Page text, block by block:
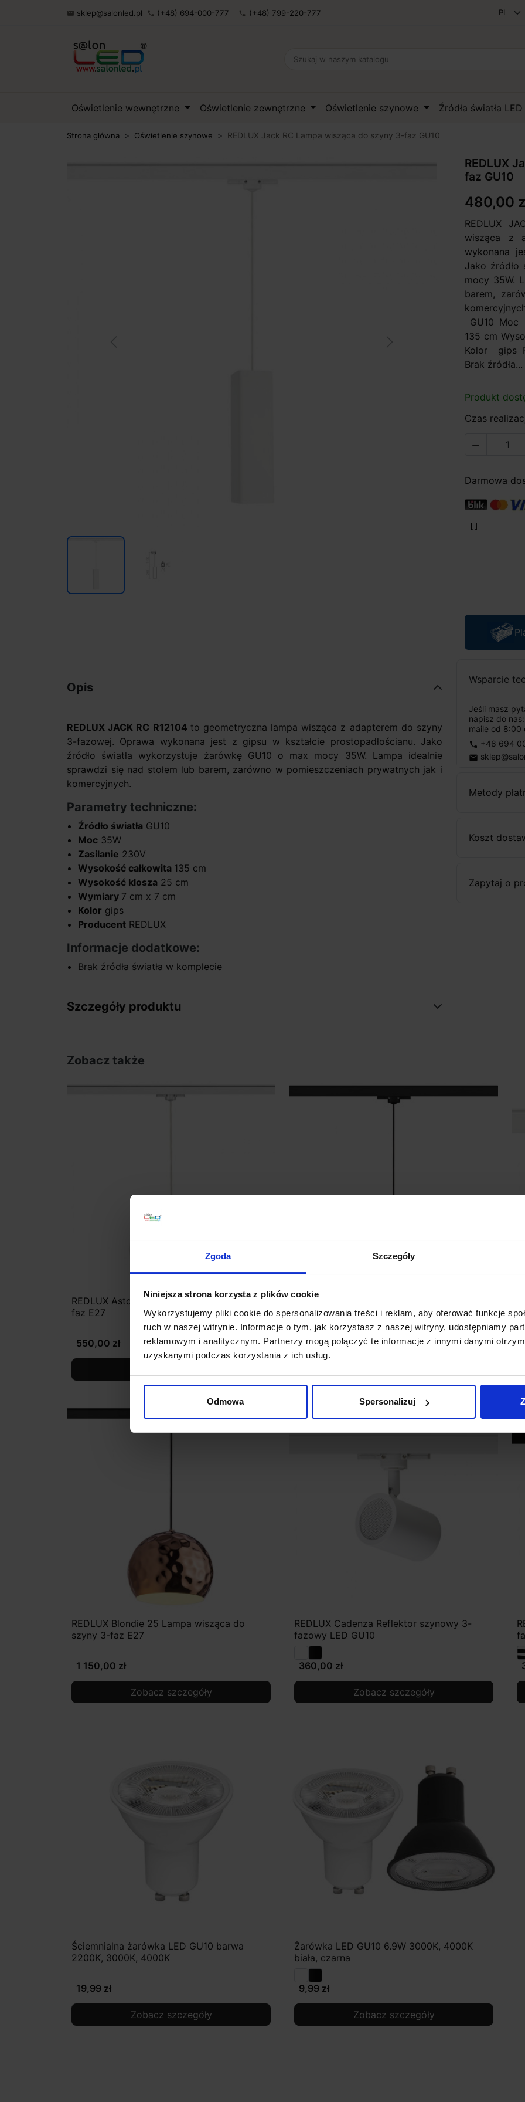
Zgoda Szczegóły
Niniejsza strona korzysta z plików cookie
Wykorzystujemy pliki cookie do spersonalizowania treści i reklam, aby oferować funkcje
ruch w naszej witrynie. Informacje o tym, jak korzystasz z naszej witryny, udostępniamy
reklamowym i analitycznym. Partnerzy mogą połączyć te informacje z innymi danymi
uzyskanymi podczas korzystania z ich usług.
Odmowa Spersonalizuj
 sklep@salonled.pl phone (+48) 694-000-777 phone (+48) 799-220-777
Oświetlenie wewnętrzne Oświetlenie zewnętrzne Oświetlenie szynowe Źródła światła LED
Strona główna Oświetlenie szynowe REDLUX Jack RC Lampa wisząca do szyny 3-faz GU10
REDLUX
faz GU10
480,00
REDLUX
wisząca z
wykonana
Jako źródło
mocy 35W.
barem,
GU10 Moc
135 cm
Kolor gips
Brak źródła...
Produkt
Czas

Darmowa
Wsparcie
Jeśli masz
napisz do
maile od 8:00
phone +48 694
email
Metody
Koszt
Zapytaj o
Opis
REDLUX JACK RC R12104 to geometryczna lampa wisząca z adapterem do szyny
3-fazowej. Oprawa wykonana jest z gipsu w kształcie prostopadłościanu. Jako
źródło światła wykorzystuje żarówkę GU10 o max mocy 35W. Lampa idealnie
sprawdzi się nad stołem lub barem, zarówno w pomieszczeniach prywatnych jak i
komercyjnych.
Parametry techniczne:
Źródło światła GU10
Moc 35W
Zasilanie 230V
Wysokość całkowita 135 cm
Wysokość klosza 25 cm
Wymiary 7 cm x 7 cm
Kolor gips
Producent REDLUX
Informacje dodatkowe:
Brak źródła światła w komplecie
Szczegóły produktu
Zobacz także
REDLUX Aston Lampa wisząca do szyny 3-
faz E27
550,00 zł
REDLUX Babades Lampa wisząca do szyny
3-faz GU10
480,00 zł
REDLUX Blondie 25 Lampa wisząca do
szyny 3-faz E27
1 150,00 zł
Zobacz szczegóły
REDLUX Cadenza Reflektor szynowy 3-
fazowy LED GU10
360,00 zł
Zobacz szczegóły
Ściemnialna żarówka LED GU10 barwa
2200K, 3000K, 4000K
19,99 zł
Zobacz szczegóły
Żarówka LED GU10 6.9W 3000K, 4000K
biała, czarna
9,99 zł
Zobacz szczegóły